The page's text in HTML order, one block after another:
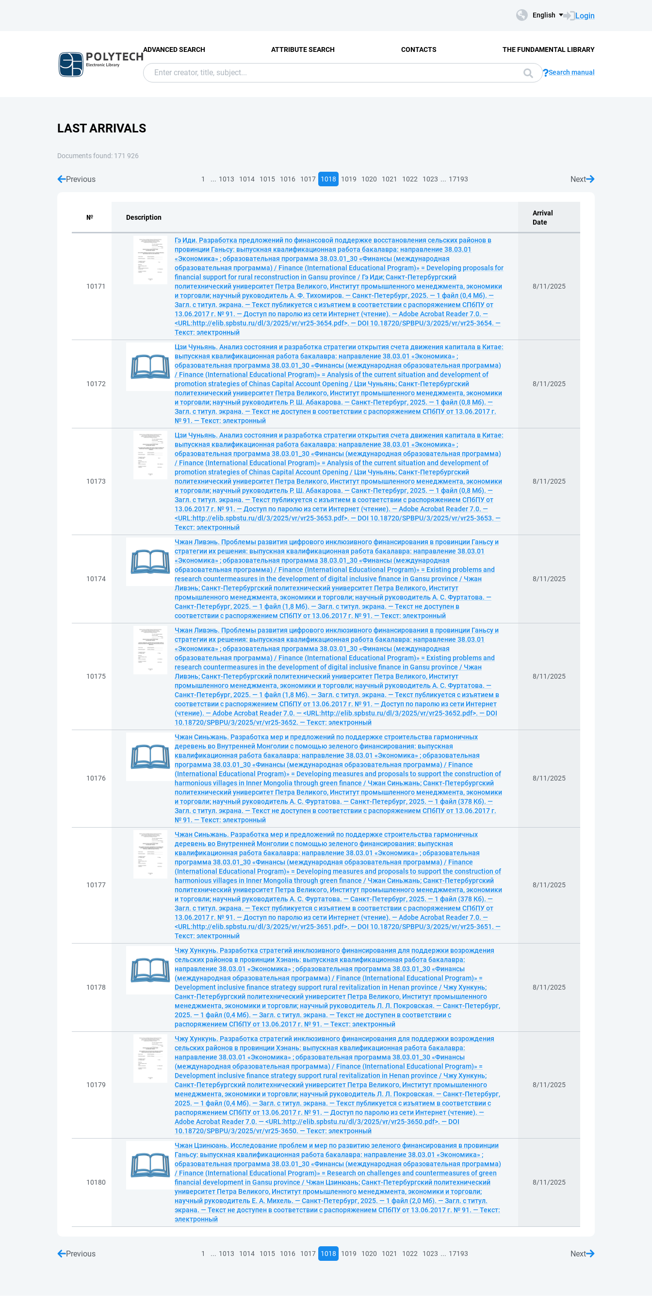
English Login
ADVANCED SEARCH ATTRIBUTE SEARCH CONTACTS THE FUNDAMENTAL LIBRARY
Search manual
LAST ARRIVALS
Documents found: 171 926
Previous 1 ... 1013 1014 1015 1016 1017 1018 1019 1020 1021 1022 1023 ... 17193 Next
№ Description
Arrival
Date
10171
Гэ Иди. Разработка предложений по финансовой поддержке восстановления сельских районов в
провинции Ганьсу: выпускная квалификационная работа бакалавра: направление 38.03.01
«Экономика» ; образовательная программа 38.03.01_30 «Финансы (международная
образовательная программа) / Finance (International Educational Program)» = Developing proposals for
financial support for rural reconstruction in Gansu province / Гэ Иди; Санкт-Петербургский
политехнический университет Петра Великого, Институт промышленного менеджмента, экономики
и торговли; научный руководитель А. Ф. Тихомиров. — Санкт-Петербург, 2025. — 1 файл (0,4 Мб). —
Загл. с титул. экрана. — Текст публикуется с изъятием в соответствии с распоряжением СПбПУ от
13.06.2017 г. № 91. — Доступ по паролю из сети Интернет (чтение). — Adobe Acrobat Reader 7.0. —
<URL:http://elib.spbstu.ru/dl/3/2025/vr/vr25-3654.pdf>. — DOI 10.18720/SPBPU/3/2025/vr/vr25-3654. —
Текст: электронный
8/11/2025
10172
Цзи Чуньянь. Анализ состояния и разработка стратегии открытия счета движения капитала в Китае:
выпускная квалификационная работа бакалавра: направление 38.03.01 «Экономика» ;
образовательная программа 38.03.01_30 «Финансы (международная образовательная программа)
/ Finance (International Educational Program)» = Analysis of the current situation and development of
promotion strategies of Chinas Capital Account Opening / Цзи Чуньянь; Санкт-Петербургский
политехнический университет Петра Великого, Институт промышленного менеджмента, экономики
и торговли; научный руководитель Р. Ш. Абакарова. — Санкт-Петербург, 2025. — 1 файл (0,8 Мб). —
Загл. с титул. экрана. — Текст не доступен в соответствии с распоряжением СПбПУ от 13.06.2017 г.
№ 91. — Текст: электронный
8/11/2025
10173
Цзи Чуньянь. Анализ состояния и разработка стратегии открытия счета движения капитала в Китае:
выпускная квалификационная работа бакалавра: направление 38.03.01 «Экономика» ;
образовательная программа 38.03.01_30 «Финансы (международная образовательная программа)
/ Finance (International Educational Program)» = Analysis of the current situation and development of
promotion strategies of Chinas Capital Account Opening / Цзи Чуньянь; Санкт-Петербургский
политехнический университет Петра Великого, Институт промышленного менеджмента, экономики
и торговли; научный руководитель Р. Ш. Абакарова. — Санкт-Петербург, 2025. — 1 файл (0,8 Мб). —
Загл. с титул. экрана. — Текст публикуется с изъятием в соответствии с распоряжением СПбПУ от
13.06.2017 г. № 91. — Доступ по паролю из сети Интернет (чтение). — Adobe Acrobat Reader 7.0. —
<URL:http://elib.spbstu.ru/dl/3/2025/vr/vr25-3653.pdf>. — DOI 10.18720/SPBPU/3/2025/vr/vr25-3653. —
Текст: электронный
8/11/2025
10174
Чжан Ливэнь. Проблемы развития цифрового инклюзивного финансирования в провинции Ганьсу и
стратегии их решения: выпускная квалификационная работа бакалавра: направление 38.03.01
«Экономика» ; образовательная программа 38.03.01_30 «Финансы (международная
образовательная программа) / Finance (International Educational Program)» = Existing problems and
research countermeasures in the development of digital inclusive finance in Gansu province / Чжан
Ливэнь; Санкт-Петербургский политехнический университет Петра Великого, Институт
промышленного менеджмента, экономики и торговли; научный руководитель А. С. Фуртатова. —
Санкт-Петербург, 2025. — 1 файл (1,8 Мб). — Загл. с титул. экрана. — Текст не доступен в
соответствии с распоряжением СПбПУ от 13.06.2017 г. № 91. — Текст: электронный
8/11/2025
10175
Чжан Ливэнь. Проблемы развития цифрового инклюзивного финансирования в провинции Ганьсу и
стратегии их решения: выпускная квалификационная работа бакалавра: направление 38.03.01
«Экономика» ; образовательная программа 38.03.01_30 «Финансы (международная
образовательная программа) / Finance (International Educational Program)» = Existing problems and
research countermeasures in the development of digital inclusive finance in Gansu province / Чжан
Ливэнь; Санкт-Петербургский политехнический университет Петра Великого, Институт
промышленного менеджмента, экономики и торговли; научный руководитель А. С. Фуртатова. —
Санкт-Петербург, 2025. — 1 файл (1,8 Мб). — Загл. с титул. экрана. — Текст публикуется с изъятием в
соответствии с распоряжением СПбПУ от 13.06.2017 г. № 91. — Доступ по паролю из сети Интернет
(чтение). — Adobe Acrobat Reader 7.0. — <URL:http://elib.spbstu.ru/dl/3/2025/vr/vr25-3652.pdf>. — DOI
10.18720/SPBPU/3/2025/vr/vr25-3652. — Текст: электронный
8/11/2025
10176
Чжан Синьжань. Разработка мер и предложений по поддержке строительства гармоничных
деревень во Внутренней Монголии с помощью зеленого финансирования: выпускная
квалификационная работа бакалавра: направление 38.03.01 «Экономика» ; образовательная
программа 38.03.01_30 «Финансы (международная образовательная программа) / Finance
(International Educational Program)» = Developing measures and proposals to support the construction of
harmonious villages in Inner Mongolia through green finance / Чжан Синьжань; Санкт-Петербургский
политехнический университет Петра Великого, Институт промышленного менеджмента, экономики
и торговли; научный руководитель А. С. Фуртатова. — Санкт-Петербург, 2025. — 1 файл (378 Кб). —
Загл. с титул. экрана. — Текст не доступен в соответствии с распоряжением СПбПУ от 13.06.2017 г.
№ 91. — Текст: электронный
8/11/2025
10177
Чжан Синьжань. Разработка мер и предложений по поддержке строительства гармоничных
деревень во Внутренней Монголии с помощью зеленого финансирования: выпускная
квалификационная работа бакалавра: направление 38.03.01 «Экономика» ; образовательная
программа 38.03.01_30 «Финансы (международная образовательная программа) / Finance
(International Educational Program)» = Developing measures and proposals to support the construction of
harmonious villages in Inner Mongolia through green finance / Чжан Синьжань; Санкт-Петербургский
политехнический университет Петра Великого, Институт промышленного менеджмента, экономики
и торговли; научный руководитель А. С. Фуртатова. — Санкт-Петербург, 2025. — 1 файл (378 Кб). —
Загл. с титул. экрана. — Текст публикуется с изъятием в соответствии с распоряжением СПбПУ от
13.06.2017 г. № 91. — Доступ по паролю из сети Интернет (чтение). — Adobe Acrobat Reader 7.0. —
<URL:http://elib.spbstu.ru/dl/3/2025/vr/vr25-3651.pdf>. — DOI 10.18720/SPBPU/3/2025/vr/vr25-3651. —
Текст: электронный
8/11/2025
10178
Чжу Хункунь. Разработка стратегий инклюзивного финансирования для поддержки возрождения
сельских районов в провинции Хэнань: выпускная квалификационная работа бакалавра:
направление 38.03.01 «Экономика» ; образовательная программа 38.03.01_30 «Финансы
(международная образовательная программа) / Finance (International Educational Program)» =
Development inclusive finance strategy support rural revitalization in Henan province / Чжу Хункунь;
Санкт-Петербургский политехнический университет Петра Великого, Институт промышленного
менеджмента, экономики и торговли; научный руководитель Л. Л. Покровская. — Санкт-Петербург,
2025. — 1 файл (0,4 Мб). — Загл. с титул. экрана. — Текст не доступен в соответствии с
распоряжением СПбПУ от 13.06.2017 г. № 91. — Текст: электронный
8/11/2025
10179
Чжу Хункунь. Разработка стратегий инклюзивного финансирования для поддержки возрождения
сельских районов в провинции Хэнань: выпускная квалификационная работа бакалавра:
направление 38.03.01 «Экономика» ; образовательная программа 38.03.01_30 «Финансы
(международная образовательная программа) / Finance (International Educational Program)» =
Development inclusive finance strategy support rural revitalization in Henan province / Чжу Хункунь;
Санкт-Петербургский политехнический университет Петра Великого, Институт промышленного
менеджмента, экономики и торговли; научный руководитель Л. Л. Покровская. — Санкт-Петербург,
2025. — 1 файл (0,4 Мб). — Загл. с титул. экрана. — Текст публикуется с изъятием в соответствии с
распоряжением СПбПУ от 13.06.2017 г. № 91. — Доступ по паролю из сети Интернет (чтение). —
Adobe Acrobat Reader 7.0. — <URL:http://elib.spbstu.ru/dl/3/2025/vr/vr25-3650.pdf>. — DOI
10.18720/SPBPU/3/2025/vr/vr25-3650. — Текст: электронный
8/11/2025
10180
Чжан Цзинюань. Исследование проблем и мер по развитию зеленого финансирования в провинции
Ганьсу: выпускная квалификационная работа бакалавра: направление 38.03.01 «Экономика» ;
образовательная программа 38.03.01_30 «Финансы (международная образовательная программа)
/ Finance (International Educational Program)» = Research on challenges and countermeasures of green
financial development in Gansu province / Чжан Цзинюань; Санкт-Петербургский политехнический
университет Петра Великого, Институт промышленного менеджмента, экономики и торговли;
научный руководитель Е. А. Михель. — Санкт-Петербург, 2025. — 1 файл (2,0 Мб). — Загл. с титул.
экрана. — Текст не доступен в соответствии с распоряжением СПбПУ от 13.06.2017 г. № 91. — Текст:
электронный
8/11/2025
Previous 1 ... 1013 1014 1015 1016 1017 1018 1019 1020 1021 1022 1023 ... 17193 Next